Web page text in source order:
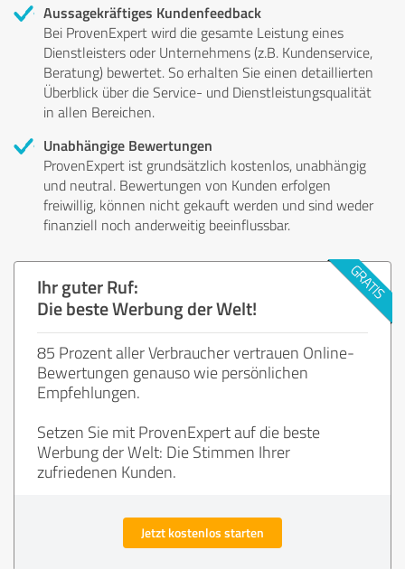
Aussagekräftiges Kundenfeedback
Bei ProvenExpert wird die gesamte Leistung eines
Dienstleisters oder Unternehmens (z.B. Kundenservice,
Beratung) bewertet. So erhalten Sie einen detaillierten
Überblick über die Service- und Dienstleistungsqualität
in allen Bereichen.
Unabhängige Bewertungen
ProvenExpert ist grundsätzlich kostenlos, unabhängig
und neutral. Bewertungen von Kunden erfolgen
freiwillig, können nicht gekauft werden und sind weder
finanziell noch anderweitig beeinflussbar.
Ihr guter Ruf:
Die beste Werbung der Welt!
85 Prozent aller Verbraucher vertrauen Online-
Bewertungen genauso wie persönlichen
Empfehlungen.
Setzen Sie mit ProvenExpert auf die beste
Werbung der Welt: Die Stimmen Ihrer
zufriedenen Kunden.
Jetzt kostenlos starten